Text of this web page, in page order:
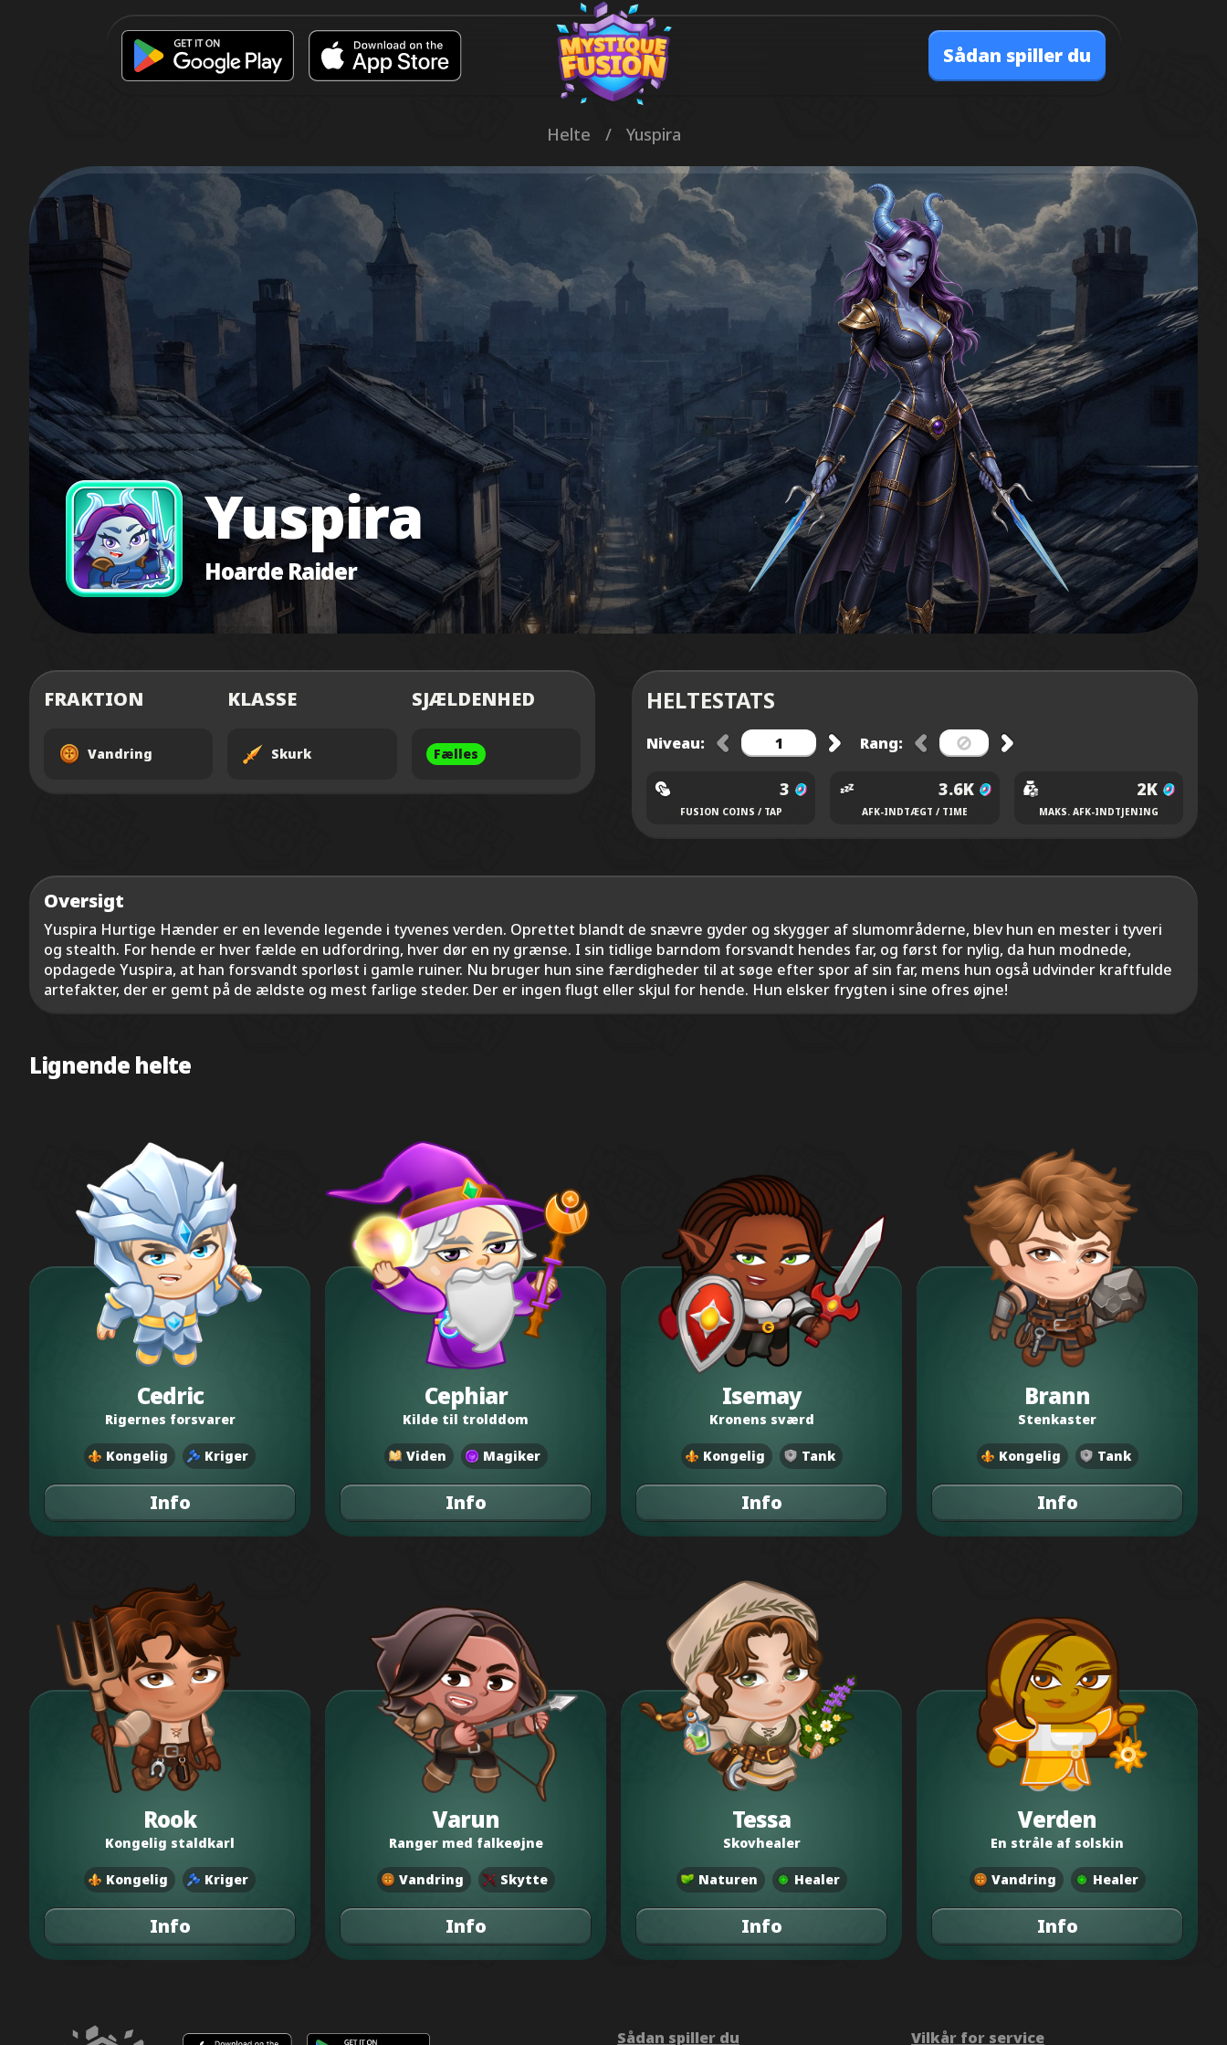
Sådan spiller du
Helte / Yuspira
Yuspira
Hoarde Raider
FRAKTION
Vandring
KLASSE
Skurk
SJÆLDENHED
Fælles
HELTESTATS
Niveau: Rang:
3
FUSION COINS / TAP
3.6K
AFK-INDTÆGT / TIME
2K
MAKS. AFK-INDTJENING
Oversigt
Yuspira Hurtige Hænder er en levende legende i tyvenes verden. Oprettet blandt de snævre gyder og skygger af slumområderne, blev hun en mester i tyveri
og stealth. For hende er hver fælde en udfordring, hver dør en ny grænse. I sin tidlige barndom forsvandt hendes far, og først for nylig, da hun modnede,
opdagede Yuspira, at han forsvandt sporløst i gamle ruiner. Nu bruger hun sine færdigheder til at søge efter spor af sin far, mens hun også udvinder kraftfulde
artefakter, der er gemt på de ældste og mest farlige steder. Der er ingen flugt eller skjul for hende. Hun elsker frygten i sine ofres øjne!
Lignende helte
Cedric
Rigernes forsvarer
Kongelig Kriger
Info
Cephiar
Kilde til trolddom
Viden Magiker
Info
Isemay
Kronens sværd
Kongelig Tank
Info
Brann
Stenkaster
Kongelig Tank
Info
Rook
Kongelig staldkarl
Kongelig Kriger
Info
Varun
Ranger med falkeøjne
Vandring Skytte
Info
Tessa
Skovhealer
Naturen Healer
Info
Verden
En stråle af solskin
Vandring Healer
Info
Sådan spiller du Vilkår for service